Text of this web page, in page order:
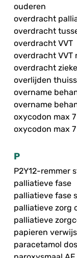
ouderen
overdracht
overdracht
overdracht VVT
overdracht VVT
overdracht
overlijden
overname
overname
oxycodon max
oxycodon max
P
P2Y12-remmer
palliatieve fase
palliatieve fase
palliatieve zorg
palliatieve
papieren
paracetamol